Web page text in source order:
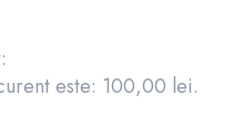
este: 100,00 lei.